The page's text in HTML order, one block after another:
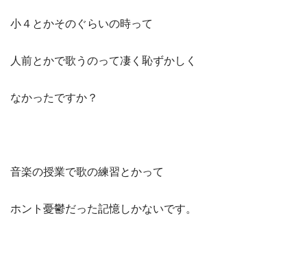
小４とかそのぐらいの時って
人前とかで歌うのって凄く恥ずかしく
なかったですか？
音楽の授業で歌の練習とかって
ホント憂鬱だった記憶しかないです。